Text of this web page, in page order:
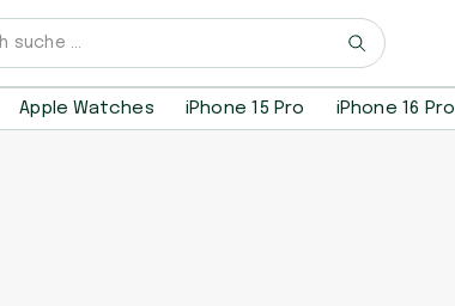
Apple Watches iPhone 15 Pro iPhone 16 Pro